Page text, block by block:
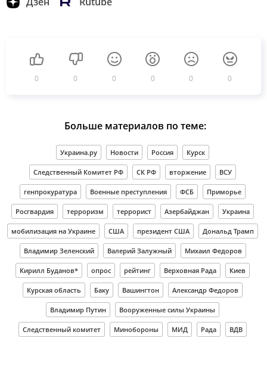
0 0 0 0 0 0
Больше материалов по теме:
Украина.ру Новости Россия Курск
Следственный Комитет РФ СК РФ вторжение ВСУ
генпрокуратура Военные преступления ФСБ Приморье
Росгвардия терроризм террорист Азербайджан Украина
мобилизация на Украине США президент США Дональд Трамп
Владимир Зеленский Валерий Залужный Михаил Федоров
Кирилл Буданов* опрос рейтинг Верховная Рада Киев
Курская область Баку Вашингтон Александр Федоров
Владимир Путин Вооруженные силы Украины
Следственный комитет Минобороны МИД Рада ВДВ